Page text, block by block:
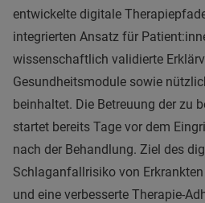
entwickelte digitale
integrierten Ansatz für
wissenschaftlich validierte
Gesundheitsmodule sowie
beinhaltet. Die Betreuung der zu
startet bereits Tage vor dem
nach der Behandlung. Ziel des
Schlaganfallrisiko von
und eine verbesserte Therapie-